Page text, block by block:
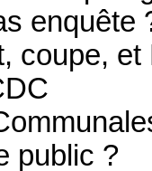
enquête
coupe, et
public ?